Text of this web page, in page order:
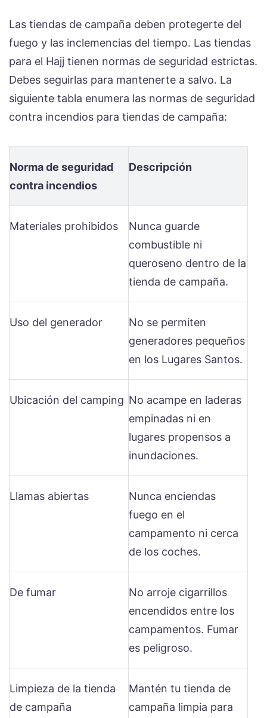
Las tiendas de campaña deben protegerte del
fuego y las inclemencias del tiempo. Las tiendas
para el Hajj tienen normas de seguridad estrictas.
Debes seguirlas para mantenerte a salvo. La
siguiente tabla enumera las normas de seguridad
contra incendios para tiendas de campaña:
Norma de seguridad
contra incendios
Descripción
Materiales prohibidos
Nunca guarde
combustible ni
queroseno dentro de la
tienda de campaña.
Uso del generador
No se permiten
generadores pequeños
en los Lugares Santos.
Ubicación del camping No acampe en laderas
empinadas ni en
lugares propensos a
inundaciones.
Llamas abiertas
Nunca enciendas
fuego en el
campamento ni cerca
de los coches.
De fumar
No arroje cigarrillos
encendidos entre los
campamentos. Fumar
es peligroso.
Limpieza de la tienda
de campaña
Mantén tu tienda de
campaña limpia para